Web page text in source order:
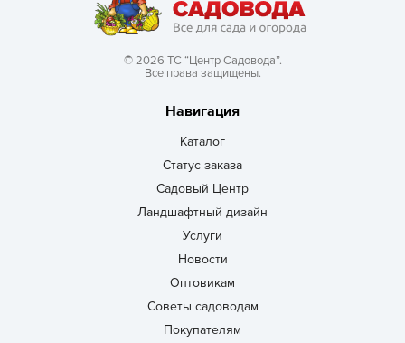
© 2026 ТС “Центр Садовода”.
Все права защищены.
Навигация
Каталог
Статус заказа
Садовый Центр
Ландшафтный дизайн
Услуги
Новости
Оптовикам
Советы садоводам
Покупателям